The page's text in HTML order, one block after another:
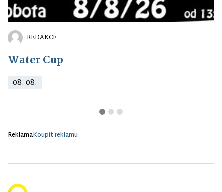
REDAKCE
Water Cup
08. 08.
ReklamaKoupit reklamu